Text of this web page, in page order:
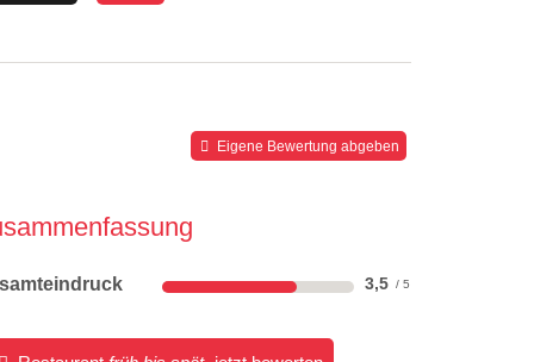
Eigene Bewertung abgeben
3,5